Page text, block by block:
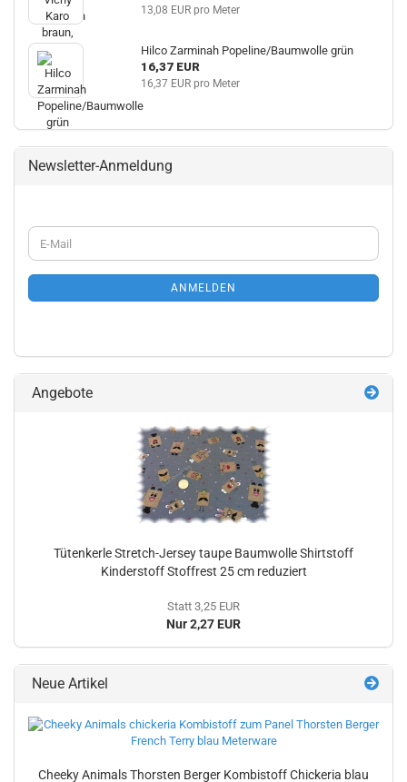
13,08 EUR pro Meter
Hilco Zarminah Popeline/Baumwolle grün
16,37 EUR
16,37 EUR pro Meter
Newsletter-Anmeldung
WEITER
ZUR
ANMELDUNG
E-
Mail
ANMELDEN
Angebote
Tütenkerle Stretch-Jersey taupe Baumwolle Shirtstoff
Kinderstoff Stoffrest 25 cm reduziert
Statt 3,25 EUR
Nur 2,27 EUR
Neue Artikel
Cheeky Animals Thorsten Berger Kombistoff Chickeria blau